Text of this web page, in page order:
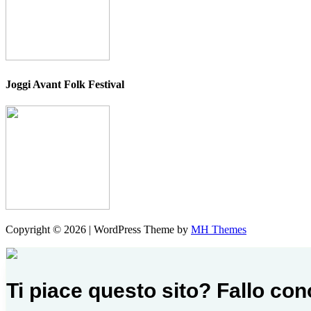
Joggi Avant Folk Festival
Copyright © 2026 | WordPress Theme by MH Themes
Ti piace questo sito? Fallo